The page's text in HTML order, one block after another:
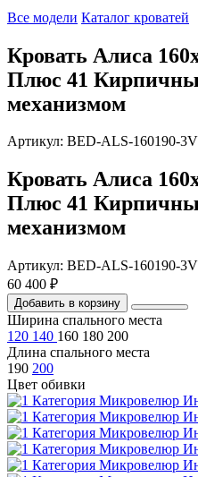
Все модели Каталог кроватей
Кровать Алиса
Плюс 41
механизмом
Артикул: BED-ALS-160190-
Кровать Алиса
Плюс 41
механизмом
Артикул: BED-ALS-160190-
60 400 ₽
Добавить в корзину
Ширина спального места
120 140 160 180 200
Длина спального места
190 200
Цвет обивки